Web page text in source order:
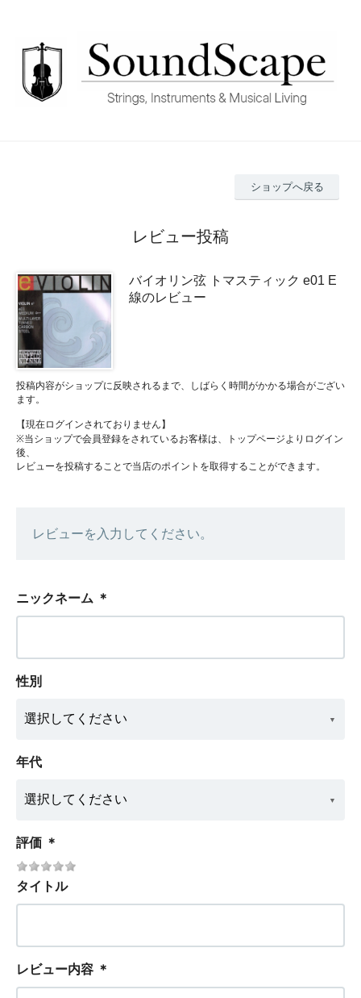
ショップへ戻る
レビュー投稿
バイオリン弦 トマスティック e01 E
線のレビュー
投稿内容がショップに反映されるまで、しばらく時間がかかる場合がござい
ます。
【現在ログインされておりません】
※当ショップで会員登録をされているお客様は、トップページよりログイン
後、
レビューを投稿することで当店のポイントを取得することができます。
レビューを入力してください。
ニックネーム ＊
性別
年代
評価 ＊
タイトル
レビュー内容 ＊